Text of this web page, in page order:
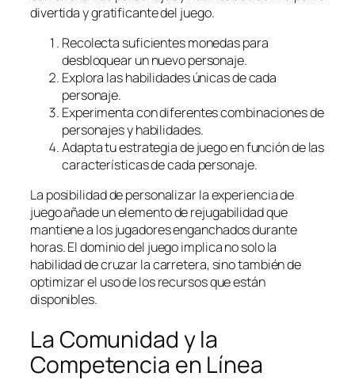
divertida y gratificante del juego.
Recolecta suficientes monedas para
desbloquear un nuevo personaje.
Explora las habilidades únicas de cada
personaje.
Experimenta con diferentes combinaciones de
personajes y habilidades.
Adapta tu estrategia de juego en función de las
características de cada personaje.
La posibilidad de personalizar la experiencia de
juego añade un elemento de rejugabilidad que
mantiene a los jugadores enganchados durante
horas. El dominio del juego implica no solo la
habilidad de cruzar la carretera, sino también de
optimizar el uso de los recursos que están
disponibles.
La Comunidad y la
Competencia en Línea